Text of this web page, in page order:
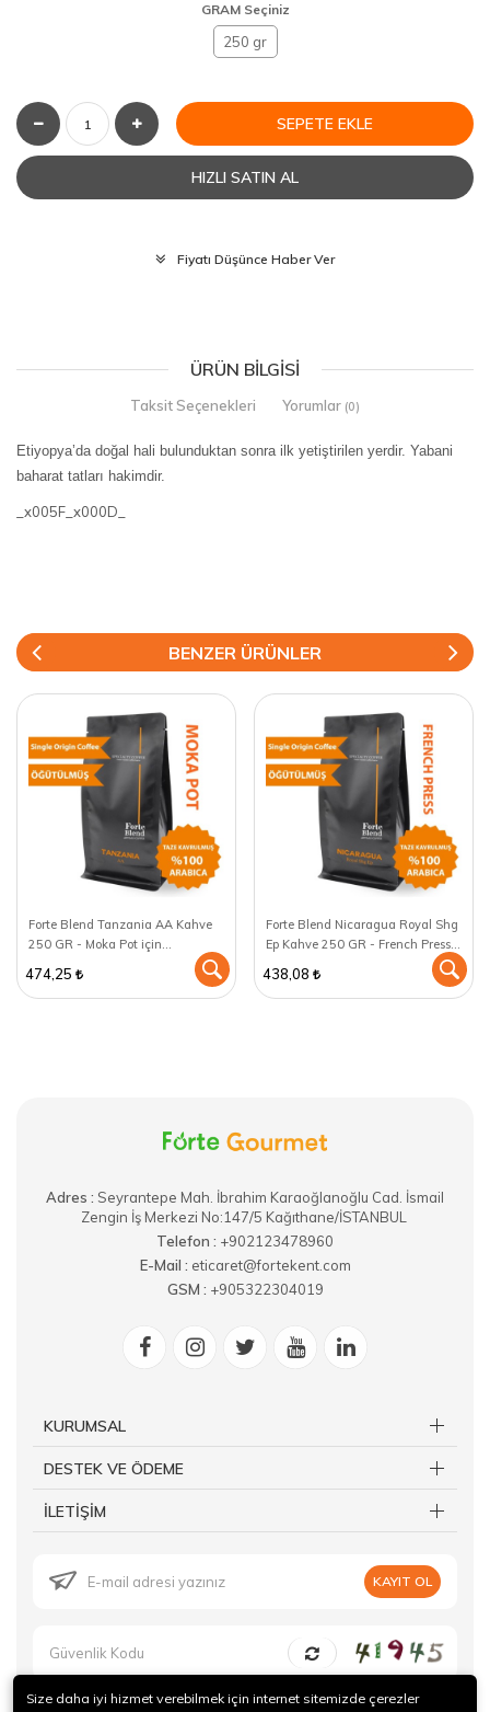
GRAM Seçiniz
250 gr
SEPETE EKLE
HIZLI SATIN AL
Fiyatı Düşünce Haber Ver
ÜRÜN BILGISI
Taksit Seçenekleri Yorumlar (0)
Etiyopya’da doğal hali bulunduktan sonra ilk yetiştirilen yerdir. Yabani
baharat tatları hakimdir.
_x005F_x000D_
BENZER ÜRÜNLER
Forte Blend Tanzania AA Kahve
250 GR - Moka Pot için
474,25
Forte Blend Nicaragua Royal Shg
Ep Kahve 250 GR - French Press
438,08
Adres : ​Seyrantepe Mah. İbrahim Karaoğlanoğlu Cad. İsmail
Zengin İş Merkezi No:147/5 Kağıthane/İSTANBUL
Telefon : +902123478960
E-Mail : eticaret@fortekent.com
GSM : +905322304019
KURUMSAL
DESTEK VE ÖDEME
İLETİŞİM
KAYIT OL
Size daha iyi hizmet verebilmek için internet sitemizde çerezler